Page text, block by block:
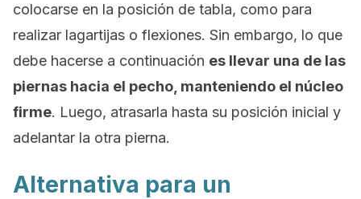
colocarse en la posición de tabla, como para
realizar lagartijas o flexiones. Sin embargo, lo que
debe hacerse a continuación es llevar una de las
piernas hacia el pecho, manteniendo el núcleo
firme. Luego, atrasarla hasta su posición inicial y
adelantar la otra pierna.
Alternativa para un